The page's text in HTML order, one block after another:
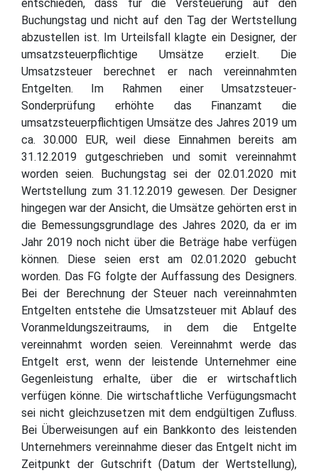
entschieden, dass für die Versteuerung auf den
Buchungstag und nicht auf den Tag der Wertstellung
abzustellen ist. Im Urteilsfall klagte ein Designer, der
umsatzsteuerpflichtige Umsätze erzielt. Die
Umsatzsteuer berechnet er nach vereinnahmten
Entgelten. Im Rahmen einer Umsatzsteuer-
Sonderprüfung erhöhte das Finanzamt die
umsatzsteuerpflichtigen Umsätze des Jahres 2019 um
ca. 30.000 EUR, weil diese Einnahmen bereits am
31.12.2019 gutgeschrieben und somit vereinnahmt
worden seien. Buchungstag sei der 02.01.2020 mit
Wertstellung zum 31.12.2019 gewesen. Der Designer
hingegen war der Ansicht, die Umsätze gehörten erst in
die Bemessungsgrundlage des Jahres 2020, da er im
Jahr 2019 noch nicht über die Beträge habe verfügen
können. Diese seien erst am 02.01.2020 gebucht
worden. Das FG folgte der Auffassung des Designers.
Bei der Berechnung der Steuer nach vereinnahmten
Entgelten entstehe die Umsatzsteuer mit Ablauf des
Voranmeldungszeitraums, in dem die Entgelte
vereinnahmt worden seien. Vereinnahmt werde das
Entgelt erst, wenn der leistende Unternehmer eine
Gegenleistung erhalte, über die er wirtschaftlich
verfügen könne. Die wirtschaftliche Verfügungsmacht
sei nicht gleichzusetzen mit dem endgültigen Zufluss.
Bei Überweisungen auf ein Bankkonto des leistenden
Unternehmers vereinnahme dieser das Entgelt nicht im
Zeitpunkt der Gutschrift (Datum der Wertstellung),